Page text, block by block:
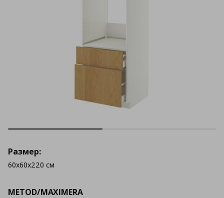
METOD/MAXIMERA
Размер:
60x60x220 см